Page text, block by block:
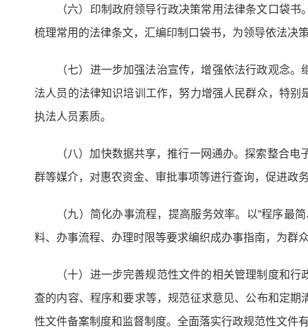
（六）印制政府领导行政决策常用法律条文口袋
梳理常用的法律条文，汇编印制口袋书，为领导依法决
（七）进一步加强法治宣传，增强依法行政观念
法人员的法律知识培训工作，努力增强人民群众，特
执法人员素质。
（八）加快数据共享，推行一网通办。探索整合
群等媒介，对惠农资金、审批事项等进行查询，促进政
（九）简化办事流程，提高服务效率。以“程序最
料、办事流程、办理时限等要求编织成办事指南，为群
（十）进一步完善规范性文件的相关管理制度和
查的内容、程序和要求等，规范征求意见、公布和定
性文件备案制度和监督制度。全面落实行政规范性文件